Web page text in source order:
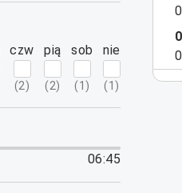
czw
(2)
pią
(2)
sob
(1 )
nie
(1 )
06:45